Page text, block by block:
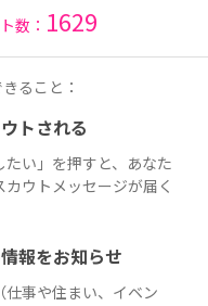
数： 1629
ること：
トされる
い」を押すと、あなた
ウトメッセージが届く
報をお知らせ
事や住まい、イベン